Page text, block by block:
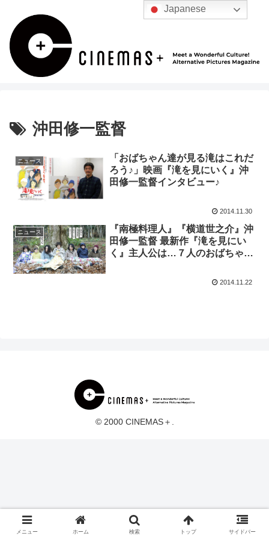
沖田修一監督
ニュース
「おばちゃん達が見る滝はこれだ
ろう♪」映画『滝を見にいく』沖
田修一監督インタビュー♪
2014.11.30
ニュース
『南極料理人』『横道世之介』沖
田修一監督 最新作『滝を見にい
く』主人公は…７人のおばちゃん
2014.11.22
© 2000 CINEMAS＋.
メニュー ホーム 検索 トップ サイドバー
Japanese